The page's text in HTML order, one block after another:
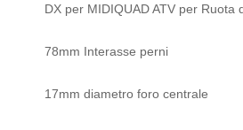
DX per MIDIQUAD ATV per Ruota
78mm Interasse perni
17mm diametro foro centrale